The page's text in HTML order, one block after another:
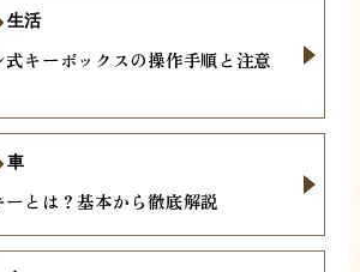
式キーボックスの操作手順と注意
生活
とは？基本から徹底解説
車